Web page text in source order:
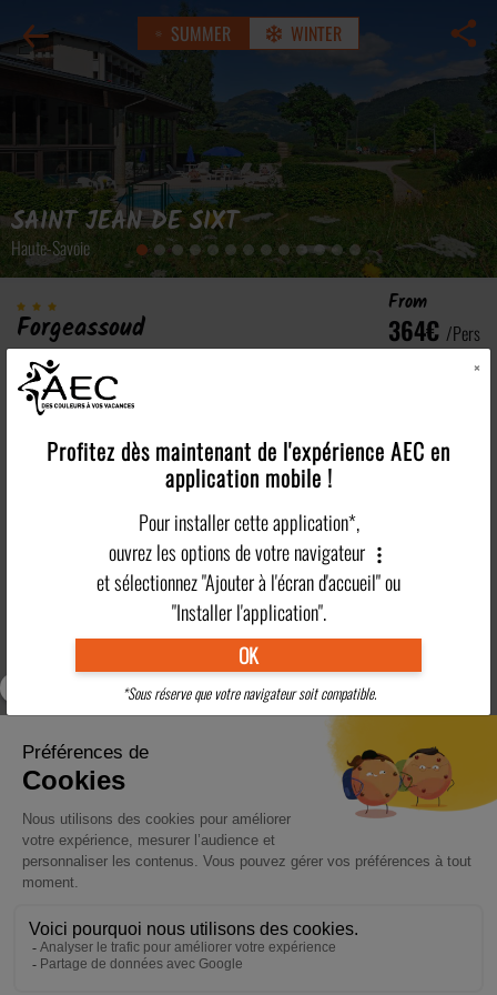
SUMMER WINTER
SAINT JEAN DE SIXT
Haute-Savoie
Forgeassoud
From
364€ /pers
Vacation club
See all rates >
Our strengths
Kid’s clubs
More details
Vacation club Accomodation Dining out Adult Activities
Kid's Clubs
OUR HOLIDAY VILLAGE IS IDEALLY LOCATED NEAR TO ANNECY, LE
GRAND BORNAND, AND LA CLUSAZ
BOOK
×
Profitez dès maintenant de l'expérience AEC en
application mobile !
Pour installer cette application*,
ouvrez les options de votre navigateur
et sélectionnez "Ajouter à l'écran d'accueil" ou
"Installer l'application".
OK
*Sous réserve que votre navigateur soit compatible.